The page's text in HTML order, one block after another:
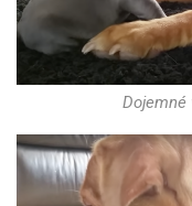
Dojemné